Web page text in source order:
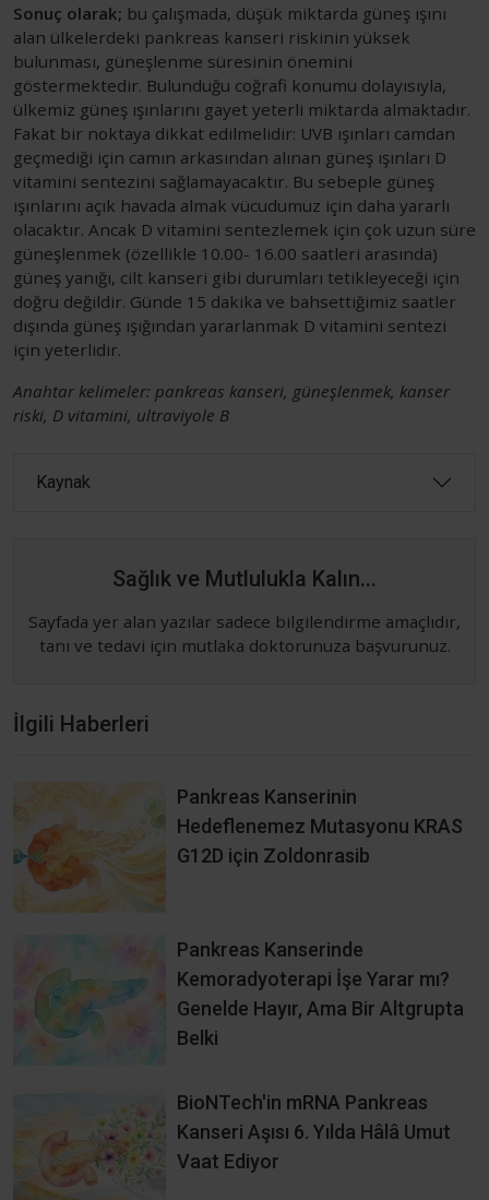
Sonuç olarak; bu çalışmada, düşük miktarda güneş ışını
alan ülkelerdeki pankreas kanseri riskinin yüksek
bulunması, güneşlenme süresinin önemini
göstermektedir. Bulunduğu coğrafi konumu dolayısıyla,
ülkemiz güneş ışınlarını gayet yeterli miktarda almaktadır.
Fakat bir noktaya dikkat edilmelidir: UVB ışınları camdan
geçmediği için camın arkasından alınan güneş ışınları D
vitamini sentezini sağlamayacaktır. Bu sebeple güneş
ışınlarını açık havada almak vücudumuz için daha yararlı
olacaktır. Ancak D vitamini sentezlemek için çok uzun süre
güneşlenmek (özellikle 10.00- 16.00 saatleri arasında)
güneş yanığı, cilt kanseri gibi durumları tetikleyeceği için
doğru değildir. Günde 15 dakika ve bahsettiğimiz saatler
dışında güneş ışığından yararlanmak D vitamini sentezi
için yeterlidir.
Anahtar kelimeler: pankreas kanseri, güneşlenmek, kanser
riski, D vitamini, ultraviyole B
Kaynak
Sağlık ve Mutlulukla Kalın...
Sayfada yer alan yazılar sadece bilgilendirme amaçlıdır,
tanı ve tedavi için mutlaka doktorunuza başvurunuz.
İlgili Haberleri
Pankreas Kanserinin
Hedeflenemez Mutasyonu KRAS
G12D için Zoldonrasib
Pankreas Kanserinde
Kemoradyoterapi İşe Yarar mı?
Genelde Hayır, Ama Bir Altgrupta
Belki
BioNTech'in mRNA Pankreas
Kanseri Aşısı 6. Yılda Hâlâ Umut
Vaat Ediyor